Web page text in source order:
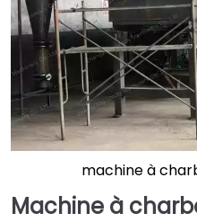
machine à
Machine à